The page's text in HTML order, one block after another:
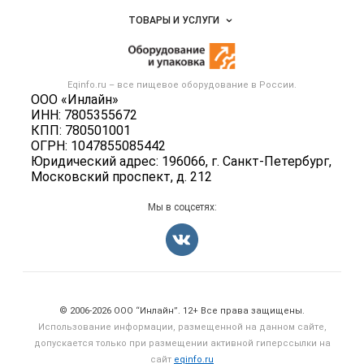
Eqinfo.ru – все пищевое оборудование в России.
ООО «Инлайн»
ИНН: 7805355672
КПП: 780501001
ОГРН: 1047855085442
Юридический адрес: 196066, г. Санкт-Петербург,
Московский проспект, д. 212
Размещение рекламы
Публичная оферта
Контактная информация
Политика обработки персональных данных
Объявления
Вакансии
Блог
ТОВАРЫ И УСЛУГИ
Оборудование для пищепрома
Тара и упаковка
Б/у оборудование
Информация о компаниях
Добавить объявление
Карта объявлений
Мы в соцсетях:
© 2006‑2026 ООО “Инлайн”. 12+ Все права защищены.
Использование информации, размещенной на данном сайте,
допускается только при размещении активной гиперссылки на
сайт eqinfo.ru